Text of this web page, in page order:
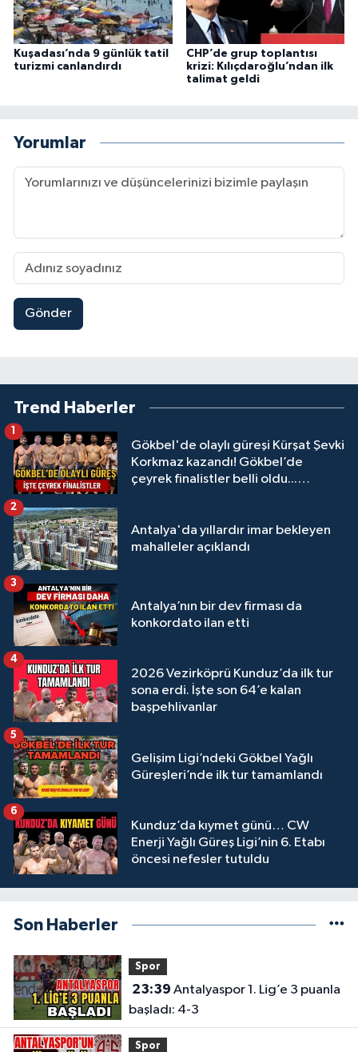
Kuşadası’nda 9 günlük tatil
turizmi canlandırdı
CHP’de grup toplantısı
krizi: Kılıçdaroğlu’ndan ilk
talimat geldi
Yorumlar
Gönder
Trend Haberler
Gökbel'de olaylı güreşi Kürşat Şevki
Korkmaz kazandı! Gökbel’de
çeyrek finalistler belli oldu...
1
Antalya'da yıllardır imar bekleyen
mahalleler açıklandı
2
Antalya’nın bir dev firması da
konkordato ilan etti
3
2026 Vezirköprü Kunduz’da ilk tur
sona erdi. İşte son 64’e kalan
başpehlivanlar
4
Gelişim Ligi’ndeki Gökbel Yağlı
Güreşleri’nde ilk tur tamamlandı
5
Kunduz’da kıymet günü… CW
Enerji Yağlı Güreş Ligi’nin 6. Etabı
öncesi nefesler tutuldu
6
Son Haberler
Spor
23:39
başladı: 4-3
Spor